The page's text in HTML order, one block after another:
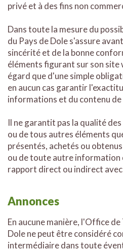
privé et à des fins non
Dans toute la mesure du
du Pays de Dole s'assure
sincérité et de la bonne
éléments figurant sur son site
égard que d'une simple
en aucun cas garantir
informations et du contenu de
Il ne garantit pas la qualité
ou de tous autres éléments
présentés, achetés ou
ou de toute autre information
rapport direct ou indirect
Annonces
En aucune manière, l'Office
Dole ne peut être considéré
intermédiaire dans toute